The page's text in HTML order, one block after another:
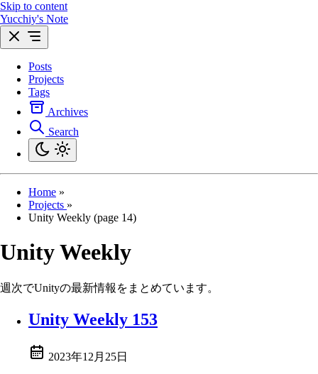
Skip to content
Yucchiy's Note
Posts
Projects
Tags
Archives
Search
Home »
Projects »
Unity Weekly (page 14)
Unity Weekly
週次でUnityの最新情報をまとめています。
Unity Weekly 153
2023年12月25日